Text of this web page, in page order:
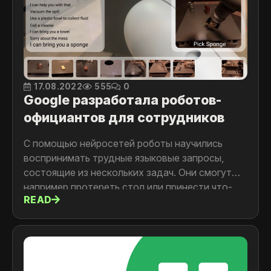
17.08.2022 555 0
Google разработала роботов-
официантов для сотрудников
С помощью нейросетей роботы научились
воспринимать трудные языковые запросы,
состоящие из нескольких задач. Они смогут
например протереть стол или принести что-
нибудь вкусненькое
READ